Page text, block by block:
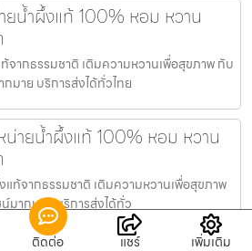
ยน้ำผึ้งแท้ 100% หอม หวาน
จากธรรมชาติ เติมความหวานเพื่อสุขภาพ กับ
มาย บริการส่งได้ทั่วไทย
น่ายน้ำผึ้งแท้ 100% หอม หวาน
ท้จากธรรมชาติ เติมความหวานเพื่อสุขภาพ
มากมาย บริการส่งได้ทั่ว
ติดต่อ แชร์ เพิ่มเติม